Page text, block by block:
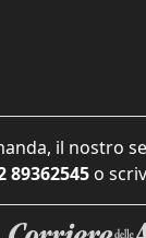
il nostro
89362545 o